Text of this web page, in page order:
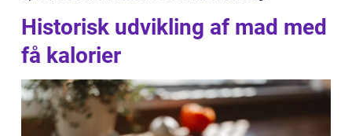
Historisk udvikling af mad med
få kalorier